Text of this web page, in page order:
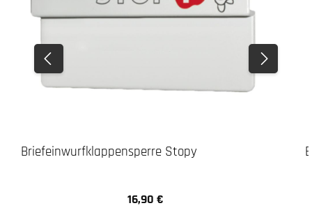
Briefeinwurfklappensperre Stopy
Regulärer Preis:
16,90 €